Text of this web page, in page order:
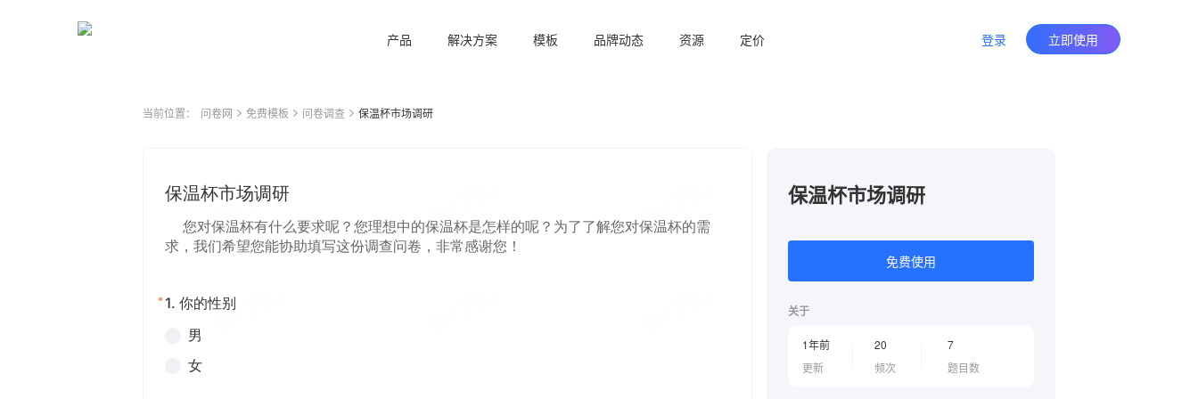
产品 解决方案 模板 品牌动态 资源 定价 登录 立即使用
当前位置： 问卷网 免费模板 问卷调查 保温杯市场调研
保温杯市场调研
免费使用
关于
1年前
更新
20
频次
7
题目数